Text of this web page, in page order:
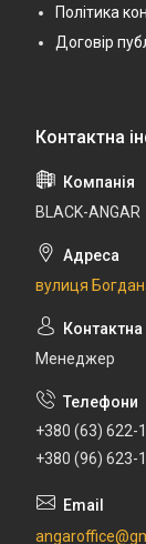
Політика
Договір
BLACK-ANGAR
вулиця
Менеджер
+380 (63) 622-
+380 (96) 623-